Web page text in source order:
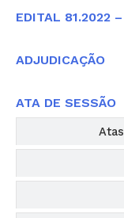
EDITAL 81.2022
ADJUDICAÇÃO
ATA DE SESSÃO